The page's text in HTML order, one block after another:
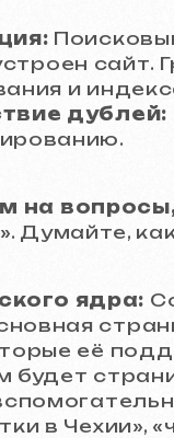
сайт.
и
дублей:
на
Думайте,
ядра:
её
будет
в Чехии»,